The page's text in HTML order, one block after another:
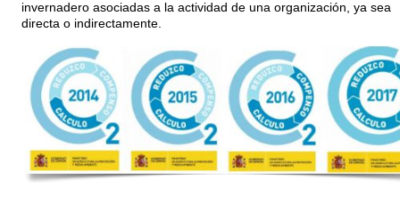
invernadero asociadas a la actividad de una organización, ya sea
directa o indirectamente.